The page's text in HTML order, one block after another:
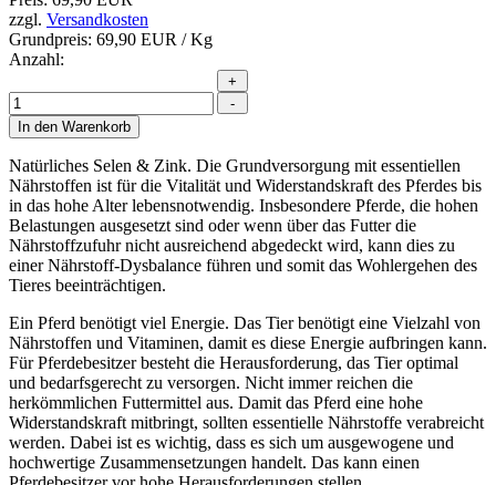
zzgl. Versandkosten
Grundpreis: 69,90 EUR / Kg
Anzahl:
Natürliches Selen & Zink. Die Grundversorgung mit essentiellen
Nährstoffen ist für die Vitalität und Widerstandskraft des Pferdes bis
in das hohe Alter lebensnotwendig. Insbesondere Pferde, die hohen
Belastungen ausgesetzt sind oder wenn über das Futter die
Nährstoffzufuhr nicht ausreichend abgedeckt wird, kann dies zu
einer Nährstoff-Dysbalance führen und somit das Wohlergehen des
Tieres beeinträchtigen.
Ein Pferd benötigt viel Energie. Das Tier benötigt eine Vielzahl von
Nährstoffen und Vitaminen, damit es diese Energie aufbringen kann.
Für Pferdebesitzer besteht die Herausforderung, das Tier optimal
und bedarfsgerecht zu versorgen. Nicht immer reichen die
herkömmlichen Futtermittel aus. Damit das Pferd eine hohe
Widerstandskraft mitbringt, sollten essentielle Nährstoffe verabreicht
werden. Dabei ist es wichtig, dass es sich um ausgewogene und
hochwertige Zusammensetzungen handelt. Das kann einen